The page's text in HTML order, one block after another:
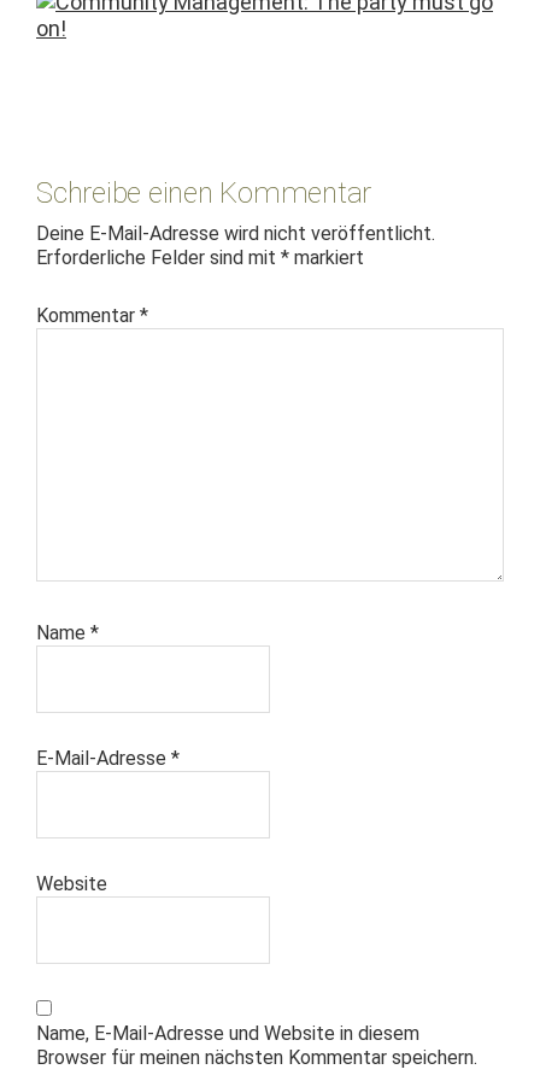
Interaktionen
Schreibe einen Kommentar
Deine E-Mail-Adresse wird nicht veröffentlicht.
Erforderliche Felder sind mit * markiert
Kommentar *
Name *
E-Mail-Adresse *
Website
Name, E-Mail-Adresse und Website in diesem
Browser für meinen nächsten Kommentar speichern.